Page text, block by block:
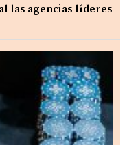
las agencias líderes